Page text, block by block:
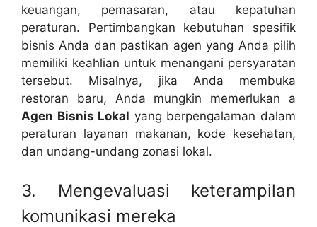
keuangan, pemasaran, atau kepatuhan
peraturan. Pertimbangkan kebutuhan spesifik
bisnis Anda dan pastikan agen yang Anda pilih
memiliki keahlian untuk menangani persyaratan
tersebut. Misalnya, jika Anda membuka
restoran baru, Anda mungkin memerlukan a
Agen Bisnis Lokal yang berpengalaman dalam
peraturan layanan makanan, kode kesehatan,
dan undang-undang zonasi lokal.
3. Mengevaluasi keterampilan
komunikasi mereka